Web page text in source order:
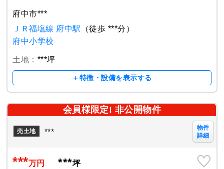
府中市***
ＪＲ福塩線 府中駅
（徒歩 ***分）
府中小学校
土地： ***坪
＋特徴・設備を表示する
会員様限定! 非公開物件
売土地 ***
物件
詳細
***万円 ***坪